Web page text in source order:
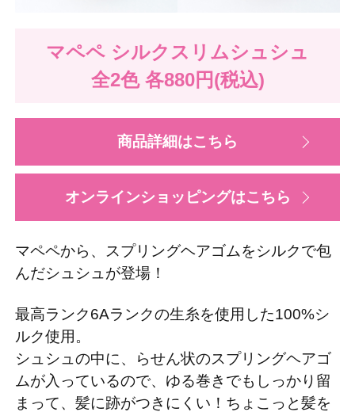
マペペ シルクスリムシュシュ
全2色 各880円(税込)
商品詳細はこちら
オンラインショッピングはこちら
マペペから、スプリングヘアゴムをシルクで包
んだシュシュが登場！
最高ランク6Aランクの生糸を使用した100%シ
ルク使用。
シュシュの中に、らせん状のスプリングヘアゴ
ムが入っているので、ゆる巻きでもしっかり留
まって、髪に跡がつきにくい！ちょこっと髪を